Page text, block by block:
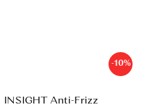
-10%
INSIGHT Anti-Frizz